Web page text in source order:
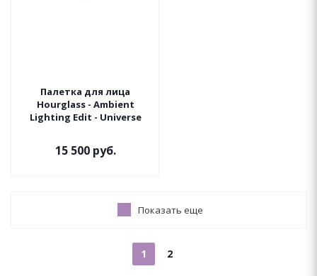
Палетка для лица
Hourglass - Ambient
Lighting Edit - Universe
15 500руб.
Показать еще
1 2